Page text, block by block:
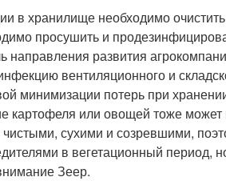
в хранилище необходимо
просушить и
направления развития
вентиляционного и
минимизации потерь при
картофеля или овощей тоже
сухими и созревшими,
в вегетационный период,
Зеер.